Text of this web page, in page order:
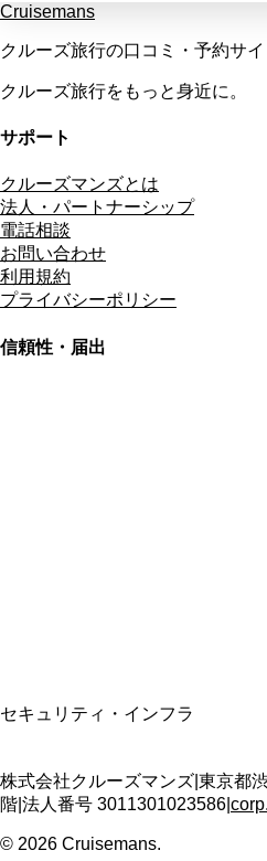
Cruisemans
クルーズ旅行の口コミ・予約サイ
クルーズ旅行をもっと身近に。
サポート
クルーズマンズとは
法人・パートナーシップ
電話相談
お問い合わせ
利用規約
プライバシーポリシー
信頼性・届出
セキュリティ・インフラ
株式会社クルーズマンズ 東京都
階 法人番号 3011301023586
© 2026 Cruisemans.